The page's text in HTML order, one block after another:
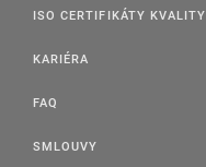
ISO CERTIFIKÁTY KVALITY
KARIÉRA
FAQ
SMLOUVY